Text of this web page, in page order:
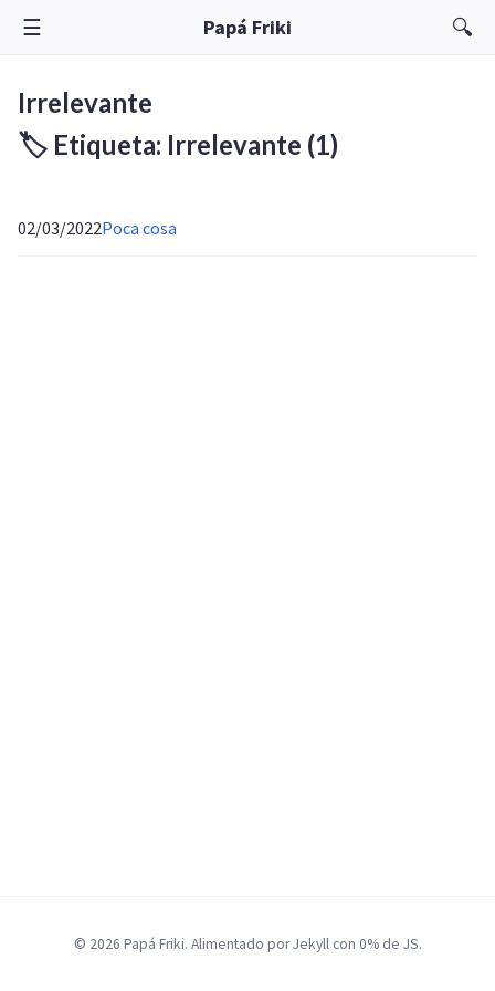
☰ Papá Friki 🔍
Irrelevante
🏷️ Etiqueta: Irrelevante (1)
02/03/2022Poca cosa
© 2026 Papá Friki. Alimentado por Jekyll con 0% de JS.